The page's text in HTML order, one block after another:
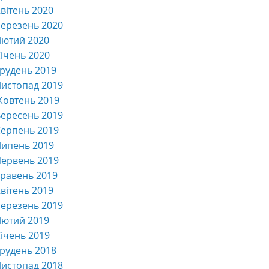
2020
2020
2020
2020
2019
2019
2019
2019
2019
2019
2019
2019
2019
2019
2019
2019
2018
2018